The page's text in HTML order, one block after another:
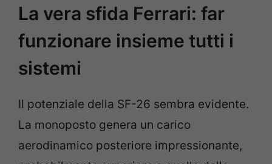
La vera sfida Ferrari: far
funzionare insieme tutti i
sistemi
Il potenziale della SF-26 sembra evidente.
La monoposto genera un carico
aerodinamico posteriore impressionante,